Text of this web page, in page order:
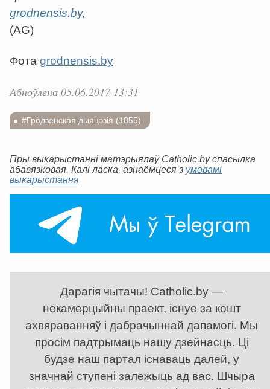
grodnensis.by,
(AG)
Фота grodnensis.by
Абноўлена 05.06.2017 13:31
#Гродзенская дыяцэзія (1855)
Пры выкарыстанні матэрыялаў Catholic.by спасылка
абавязковая. Калі ласка, азнаёмцеся з умовамі
выкарыстання
Дарагія чытачы! Catholic.by —
некамерцыйны праект, існуе за кошт
ахвяраванняў і дабрачыннай дапамогі. Мы
просім падтрымаць нашу дзейнасць. Ці
будзе наш партал існаваць далей, у
значнай ступені залежыць ад вас. Шчыра